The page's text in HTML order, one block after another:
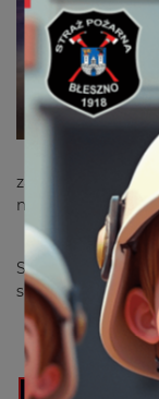
8.01.2018 o
zastępem GLBM
na wysokości
Po
Sportową przy
się plama